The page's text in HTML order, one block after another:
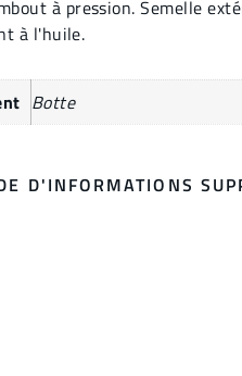
à pression. Semelle
à l'huile.
Botte
D'INFORMATIONS